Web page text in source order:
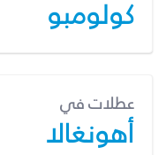
كولومبو
عطلات في
أهونغالا